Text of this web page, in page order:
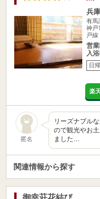
兵
有馬
神戸
戸線
営
入
日
楽
匿名
リーズナブル
ので観光やお
ました…
関連情報から探す